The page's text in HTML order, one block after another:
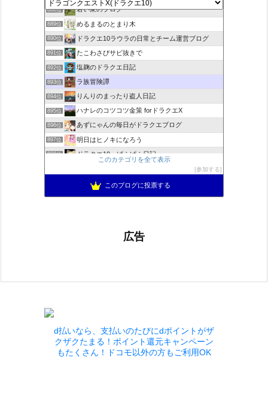
888位 若い衆のブログ
889位 めるまるのとまり木
890位 ドラクエ10ラウラの日常とチーム運営ブログ
891位 たこわさびサビ抜きで
892位 塩麹のドラクエ日記
893位 ラ族冒険譚
894位 りんりのまったり盗人日記
895位 ハナレのコツコツ金策 forドラクエX
896位 あずにゃんの毎日がドラクエブログ
897位 明日はヒノキになろう
898位 ドラクエ10 ぱふぱふ日記
Run Run♪ ☆Slime★ 〜ドラクエ10攻略ブログ〜
ゆるふわエル子になりたくて(｀・ω・´)
このカテゴリを全て表示
参加する
このブログに投票する
広告
d払いなら、支払いのたびにdポイントがザ
クザクたまる！ポイント還元キャンペーン
もたくさん！ドコモ以外の方もご利用OK